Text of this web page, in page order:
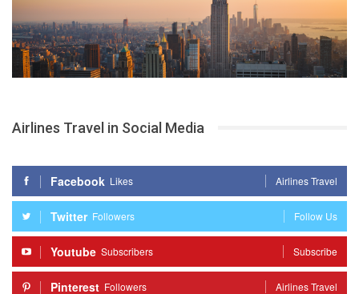
Airlines Travel in Social Media
Facebook Likes Airlines Travel
Twitter Followers Follow Us
Youtube Subscribers Subscribe
Pinterest Followers Airlines Travel